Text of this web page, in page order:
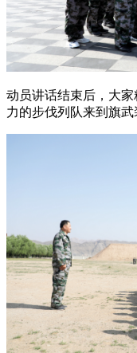
动员讲话结束后，大
力的步伐列队来到旗武